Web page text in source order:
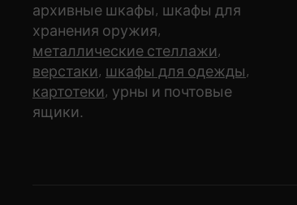
архивные шкафы, шкафы для
хранения оружия,
металлические стеллажи,
верстаки, шкафы для одежды,
картотеки, урны и почтовые
ящики.